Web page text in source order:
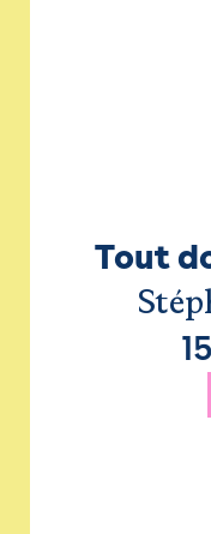
Tout
15